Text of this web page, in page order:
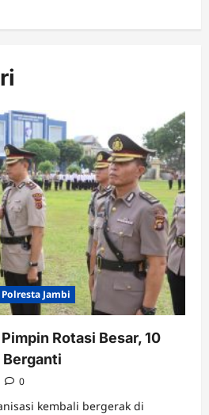
Polresta Jambi
Rotasi Besar, 10
0
kembali bergerak di